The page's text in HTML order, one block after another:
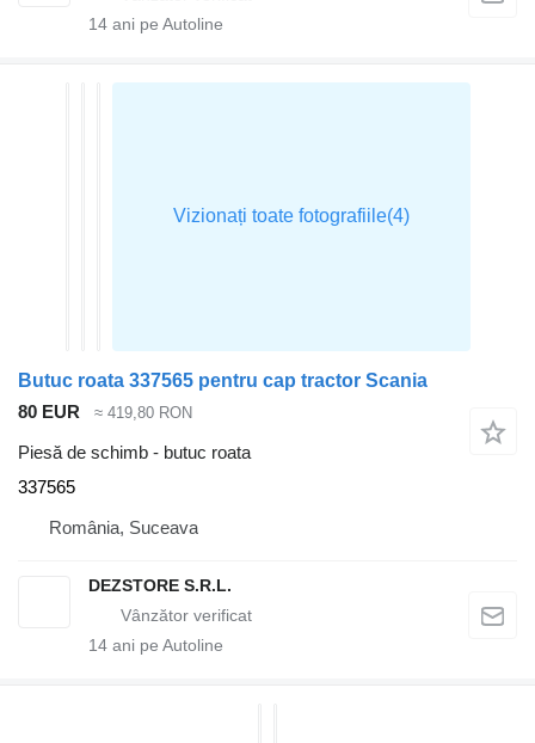
14 ani pe Autoline
Butuc roata 337565 pentru cap tractor Scania
80 EUR
≈ 419,80 RON
Piesă de schimb - butuc roata
337565
România, Suceava
DEZSTORE S.R.L.
14 ani pe Autoline